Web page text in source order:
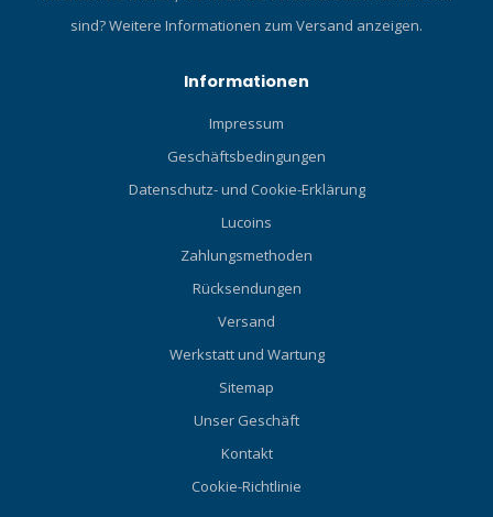
sind?Weitere Informationen zum Versand anzeigen.
Informationen
Impressum
Geschäftsbedingungen
Datenschutz- und Cookie-Erklärung
Lucoins
Zahlungsmethoden
Rücksendungen
Versand
Werkstatt und Wartung
Sitemap
Unser Geschäft
Kontakt
Cookie-Richtlinie